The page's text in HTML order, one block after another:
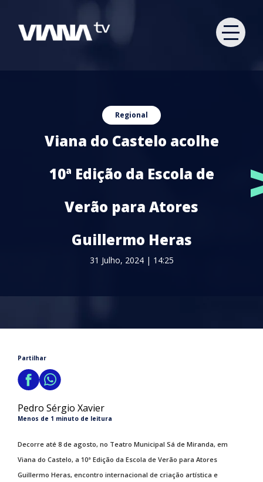
Regional
Viana do Castelo acolhe
10ª Edição da Escola de
Verão para Atores
Guillermo Heras
31 Julho, 2024 | 14:25
Partilhar
Pedro Sérgio Xavier
Menos de 1 minuto de leitura
Decorre até 8 de agosto, no Teatro Municipal Sá de Miranda, em
Viana do Castelo, a 10ª Edição da Escola de Verão para Atores
Guillermo Heras, encontro internacional de criação artística e